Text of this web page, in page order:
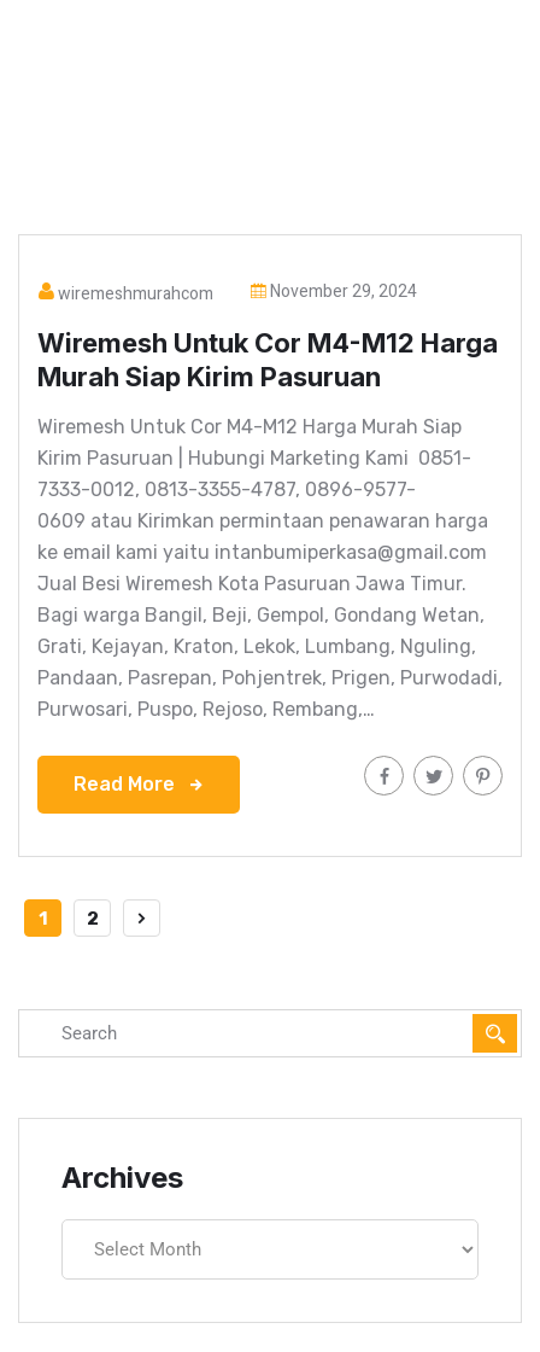
wiremeshmurahcom November 29, 2024
Wiremesh Untuk Cor M4-M12 Harga
Murah Siap Kirim Pasuruan
Wiremesh Untuk Cor M4-M12 Harga Murah Siap
Kirim Pasuruan | Hubungi Marketing Kami 0851-
7333-0012, 0813-3355-4787, 0896-9577-
0609 atau Kirimkan permintaan penawaran harga
ke email kami yaitu intanbumiperkasa@gmail.com
Jual Besi Wiremesh Kota Pasuruan Jawa Timur.
Bagi warga Bangil, Beji, Gempol, Gondang Wetan,
Grati, Kejayan, Kraton, Lekok, Lumbang, Nguling,
Pandaan, Pasrepan, Pohjentrek, Prigen, Purwodadi,
Purwosari, Puspo, Rejoso, Rembang,…
Read More
1 2
Archives